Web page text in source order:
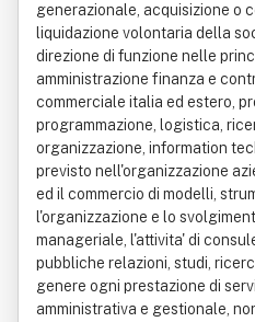
generazionale, acquisizione o
liquidazione volontaria della
direzione di funzione nelle
amministrazione finanza e
commerciale italia ed estero,
programmazione, logistica,
organizzazione, information
previsto nell'organizzazione
ed il commercio di modelli,
l'organizzazione e lo
manageriale, l'attivita' di
pubbliche relazioni, studi,
genere ogni prestazione di
amministrativa e gestionale,